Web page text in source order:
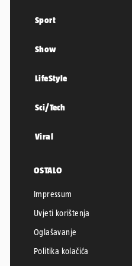
Sport
Show
LifeStyle
Sci/Tech
Viral
OSTALO
Impressum
Uvjeti korištenja
Oglašavanje
Politika kolačića